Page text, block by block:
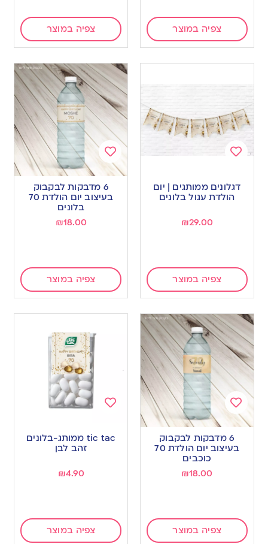
צפיה במוצר צפיה במוצר
to
wishlist
דגלונים ממותגים | יום
הולדת עגול בלונים
₪29.00
צפיה במוצר
Add
wishlist
6 מדבקות לבקבוק
בעיצוב יום הולדת 70
בלונים
₪18.00
צפיה במוצר
Add
wishlist
6 מדבקות לבקבוק
בעיצוב יום הולדת 70
כוכבים
₪18.00
צפיה במוצר
wishlist
tic tac ממותג-בלונים
זהב לבן
₪4.90
צפיה במוצר